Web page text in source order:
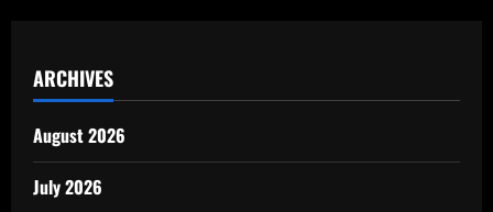
ARCHIVES
August 2026
July 2026